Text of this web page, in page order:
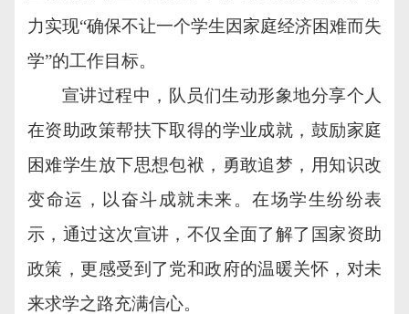
力实现“确保不让一个学生因家庭经济困难而失
学”的工作目标。
宣讲过程中，队员们生动形象地分享个人
在资助政策帮扶下取得的学业成就，鼓励家庭
困难学生放下思想包袱，勇敢追梦，用知识改
变命运，以奋斗成就未来。在场学生纷纷表
示，通过这次宣讲，不仅全面了解了国家资助
政策，更感受到了党和政府的温暖关怀，对未
来求学之路充满信心。